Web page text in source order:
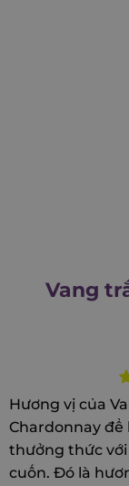
Vang
3
Hương vị của
Chardonnay
thưởng thức với
cuốn. Đó là